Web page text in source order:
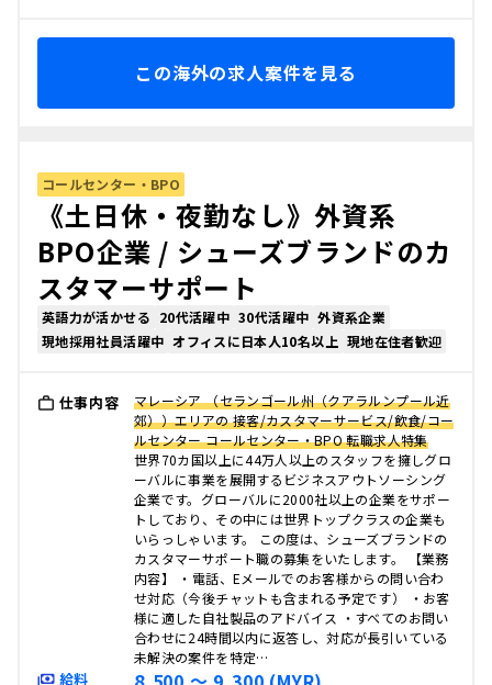
この海外の求人案件を見る
コールセンター・BPO
《土日休・夜勤なし》外資系
BPO企業 / シューズブランドのカ
スタマーサポート
英語力が活かせる 20代活躍中 30代活躍中 外資系企業
現地採用社員活躍中 オフィスに日本人10名以上 現地在住者歓迎
仕事内容
マレーシア （セランゴール州（クアラルンプール近
郊））エリアの 接客/カスタマーサービス/飲食/コー
ルセンター コールセンター・BPO 転職求人特集
世界70カ国以上に44万人以上のスタッフを擁しグロ
ーバルに事業を展開するビジネスアウトソーシング
企業です。グローバルに2000社以上の企業をサポー
トしており、その中には世界トップクラスの企業も
いらっしゃいます。 この度は、シューズブランドの
カスタマーサポート職の募集をいたします。 【業務
内容】 ・電話、Eメールでのお客様からの問い合わ
せ対応（今後チャットも含まれる予定です） ・お客
様に適した自社製品のアドバイス ・すべてのお問い
合わせに24時間以内に返答し、対応が長引いている
未解決の案件を特定…
給料